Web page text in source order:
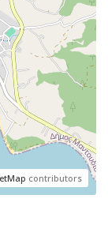
contributors